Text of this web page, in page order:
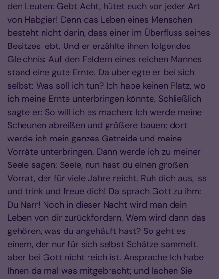
den Leuten: Gebt Acht, hütet euch vor jeder Art
von Habgier! Denn das Leben eines Menschen
besteht nicht darin, dass einer im Überfluss seines
Besitzes lebt. Und er erzählte ihnen folgendes
Gleichnis: Auf den Feldern eines reichen Mannes
stand eine gute Ernte. Da überlegte er bei sich
selbst: Was soll ich tun? Ich habe keinen Platz, wo
ich meine Ernte unterbringen könnte. Schließlich
sagte er: So will ich es machen: Ich werde meine
Scheunen abreißen und größere bauen; dort
werde ich mein ganzes Getreide und meine
Vorräte unterbringen. Dann werde ich zu meiner
Seele sagen: Seele, nun hast du einen großen
Vorrat, der für viele Jahre reicht. Ruh dich aus, iss
und trink und freue dich! Da sprach Gott zu ihm:
Du Narr! Noch in dieser Nacht wird man dein
Leben von dir zurückfordern. Wem wird dann das
gehören, was du angehäuft hast? So geht es
einem, der nur für sich selbst Schätze sammelt,
aber bei Gott nicht reich ist. Ansprache Ich habe
Ihnen da mal was mitgebracht; und lachen Sie